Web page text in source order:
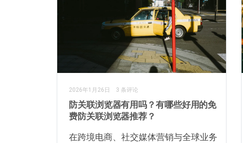
2026年1月26日 3 条评论
防关联浏览器有用吗？有哪些好用的免
费防关联浏览器推荐？
在跨境电商、社交媒体营销与全球业务